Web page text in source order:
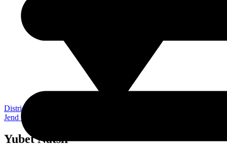
District 8 – Treasury Tower. SCBD Lot 28,11th floor, Unit 11-K, Jl.
Jend Sudirman Kav 52 – 53, Jakarta 12190, INDONESIA
Yubet Natsir